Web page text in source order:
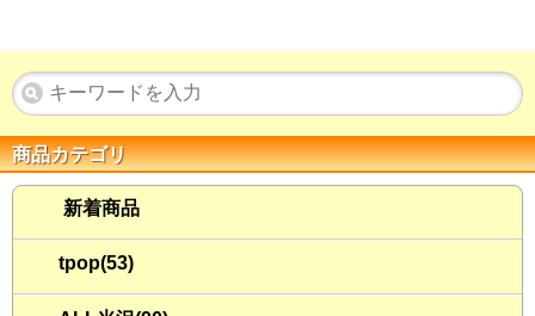
商品カテゴリ
新着商品
tpop(53)